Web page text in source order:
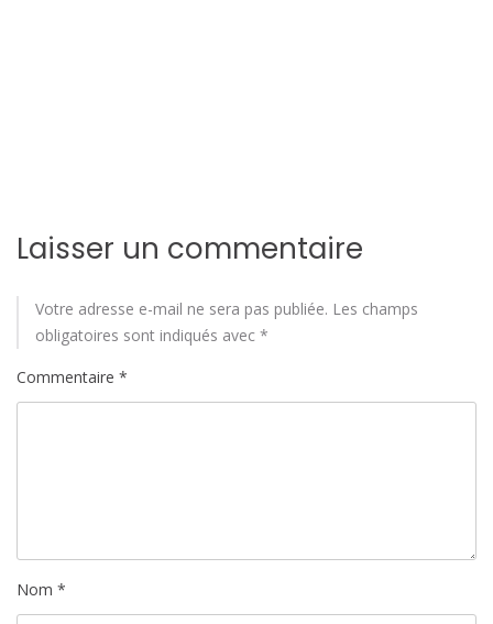
Laisser un commentaire
Votre adresse e-mail ne sera pas publiée. Les champs
obligatoires sont indiqués avec *
Commentaire *
Nom *